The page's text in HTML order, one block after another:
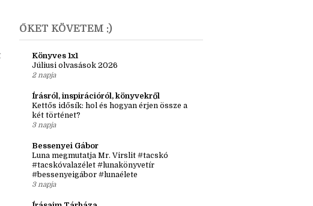
►2019 (22)
ŐKET KÖVETEM :)
Könyves 1x1
Júliusi olvasások 2026
2 napja
Kettős idősík: hol és hogyan érjen össze a
két történet?
3 napja
Bessenyei Gábor